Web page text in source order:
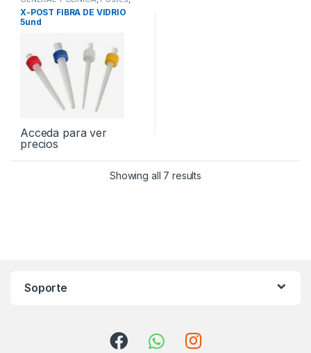
Postes de Fibra de Vidrio
X-POST FIBRA DE VIDRIO
5und
Acceda para ver
precios
Showing all 7 results
Soporte